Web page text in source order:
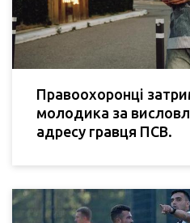
Правоохоронці
молодика за
адресу гравця ПСВ.